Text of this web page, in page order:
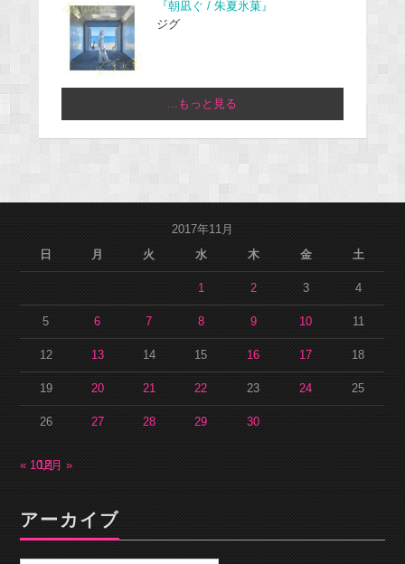
『朝凪ぐ / 朱夏氷菓』
ジグ
...もっと見る
2017年11月
日
月 火 水 木 金 土
1 2 3 4
5 6 7 8 9 10 11
12 13 14 15 16 17 18
19 20 21 22 23 24 25
26 27 28 29 30
« 10月12月 »
アーカイブ